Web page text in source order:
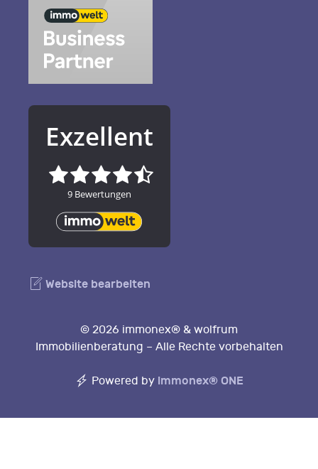
Website bearbeiten
© 2026 immonex® & wolfrum
Immobilienberatung – Alle Rechte vorbehalten
Powered by immonex® ONE